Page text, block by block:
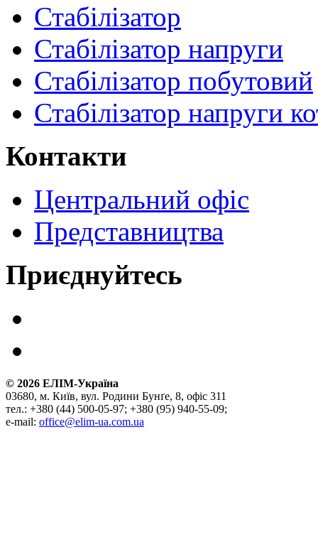
Стабілізатор
Стабілізатор напруги
Стабілізатор побутовий
Стабілізатор напруги
Контакти
Центральний офіс
Представництва
Приєднуйтесь
© 2026 ЕЛІМ-Україна
03680, м. Київ, вул. Родини Бунґе, 8, офіс 311
тел.: +380 (44) 500-05-97; +380 (95) 940-55-09;
e-mail: office@elim-ua.com.ua